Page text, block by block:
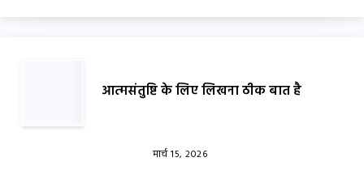
आत्मसंतुष्टि के लिए लिखना ठीक बात है
मार्च 15, 2026